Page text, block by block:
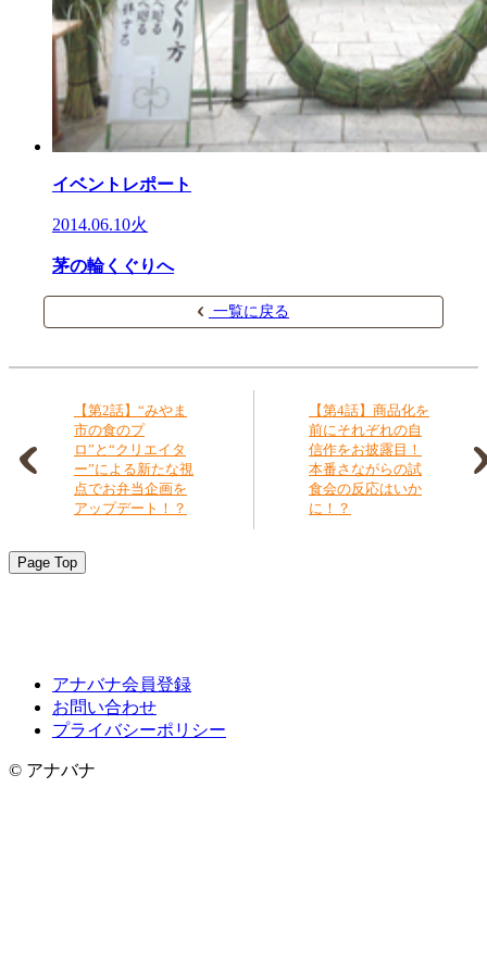
イベントレポート
2014.06.10火
茅の輪くぐりへ
一覧に戻る
【第2話】“みやま
市の食のプ
ロ”と“クリエイタ
ー”による新たな視
点でお弁当企画を
アップデート！？
【第4話】商品化を
前にそれぞれの自
信作をお披露目！
本番さながらの試
食会の反応はいか
に！？
Page Top
アナバナ会員登録
お問い合わせ
プライバシーポリシー
© アナバナ